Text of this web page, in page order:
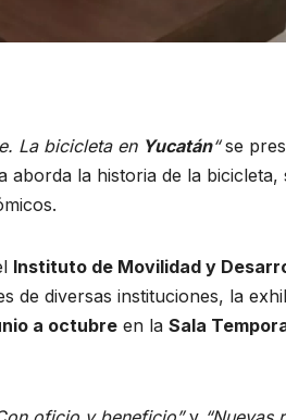
La bicicleta en Yucatán“se
aborda la historia de la bicicleta,
Instituto de Movilidad y
de diversas instituciones, la
a octubre en la Sala